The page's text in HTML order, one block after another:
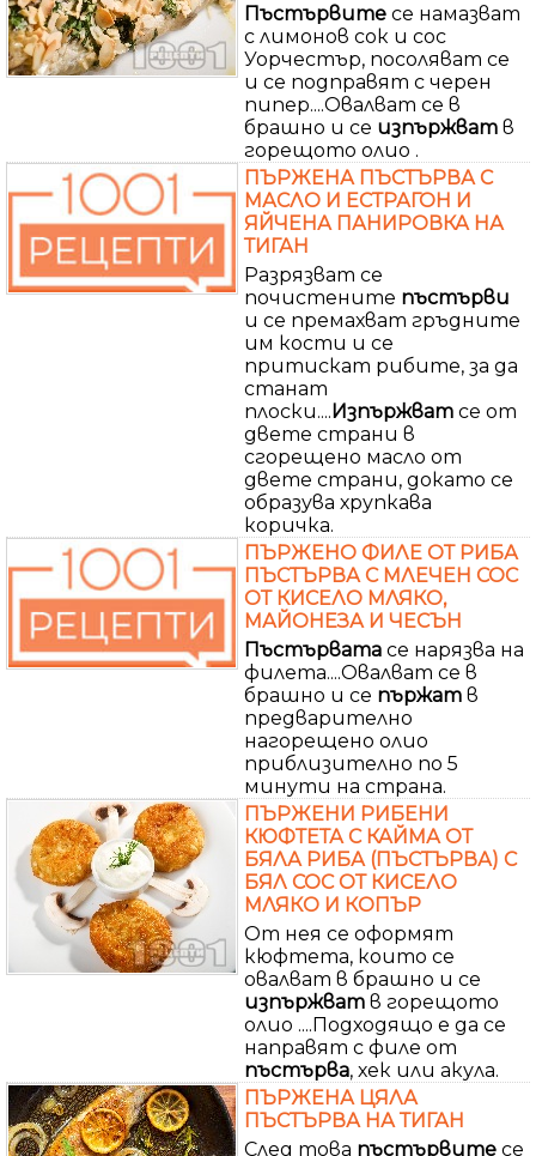
Пъстървите се намазват
с лимонов сок и сос
Уорчестър, посоляват се
и се подправят с черен
пипер....Овалват се в
брашно и се изпържват в
горещото олио .
ПЪРЖЕНА ПЪСТЪРВА С
МАСЛО И ЕСТРАГОН И
ЯЙЧЕНА ПАНИРОВКА НА
ТИГАН
Разрязват се
почистените пъстърви
и се премахват гръдните
им кости и се
притискат рибите, за да
станат
плоски....Изпържват се от
двете страни в
сгорещено масло от
двете страни, докато се
образува хрупкава
коричка.
ПЪРЖЕНО ФИЛЕ ОТ РИБА
ПЪСТЪРВА С МЛЕЧЕН СОС
ОТ КИСЕЛО МЛЯКО,
МАЙОНЕЗА И ЧЕСЪН
Пъстървата се нарязва на
филета....Овалват се в
брашно и се пържат в
предварително
нагорещено олио
приблизително по 5
минути на страна.
ПЪРЖЕНИ РИБЕНИ
КЮФТЕТА С КАЙМА ОТ
БЯЛА РИБА (ПЪСТЪРВА) С
БЯЛ СОС ОТ КИСЕЛО
МЛЯКО И КОПЪР
От нея се оформят
кюфтета, които се
овалват в брашно и се
изпържват в горещото
олио ....Подходящо е да се
направят с филе от
пъстърва, хек или акула.
ПЪРЖЕНА ЦЯЛА
ПЪСТЪРВА НА ТИГАН
След това пъстървите се